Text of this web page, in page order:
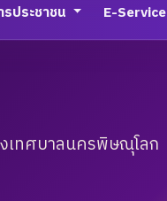
ประชาชน E-Service
งเทศบาลนครพิษณุโลก